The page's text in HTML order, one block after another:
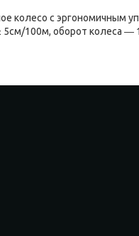
колесо с эргономичным
100м, оборот колеса ―